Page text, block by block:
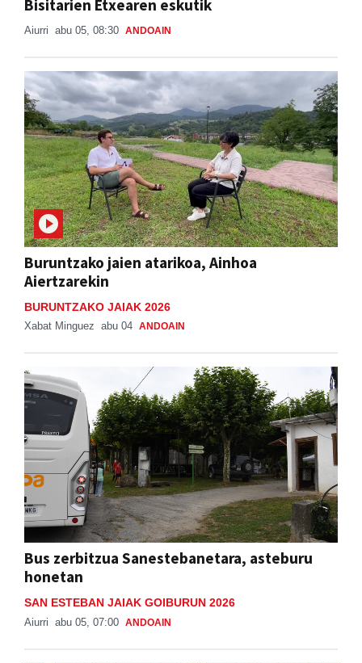
Bisitarien Etxearen eskutik
Aiurri abu 05, 08:30 ANDOAIN
Buruntzako jaien atarikoa, Ainhoa
Aiertzarekin
BURUNTZAKO JAIAK 2026
Xabat Minguez abu 04 ANDOAIN
Bus zerbitzua Sanestebanetara, asteburu
honetan
SAN ESTEBAN JAIAK GOIBURUN 2026
Aiurri abu 05, 07:00 ANDOAIN